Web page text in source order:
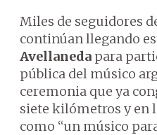
Miles de seguidores
continúan llegando
Avellaneda para
pública del músico
ceremonia que ya
siete kilómetros y en
como “un músico